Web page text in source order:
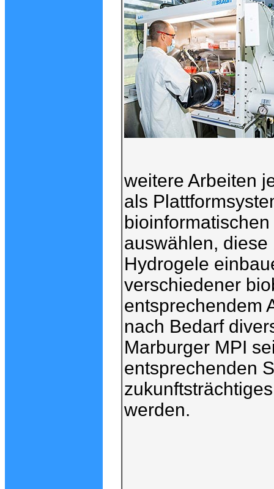
weitere Arbeiten
als
auswählen,
Hydrogele
verschiedener
entsprechendem
nach Bedarf
Marburger MPI
entsprechenden
werden.